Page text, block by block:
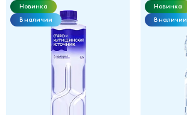
Новинка
В наличии
Новинка
В наличии